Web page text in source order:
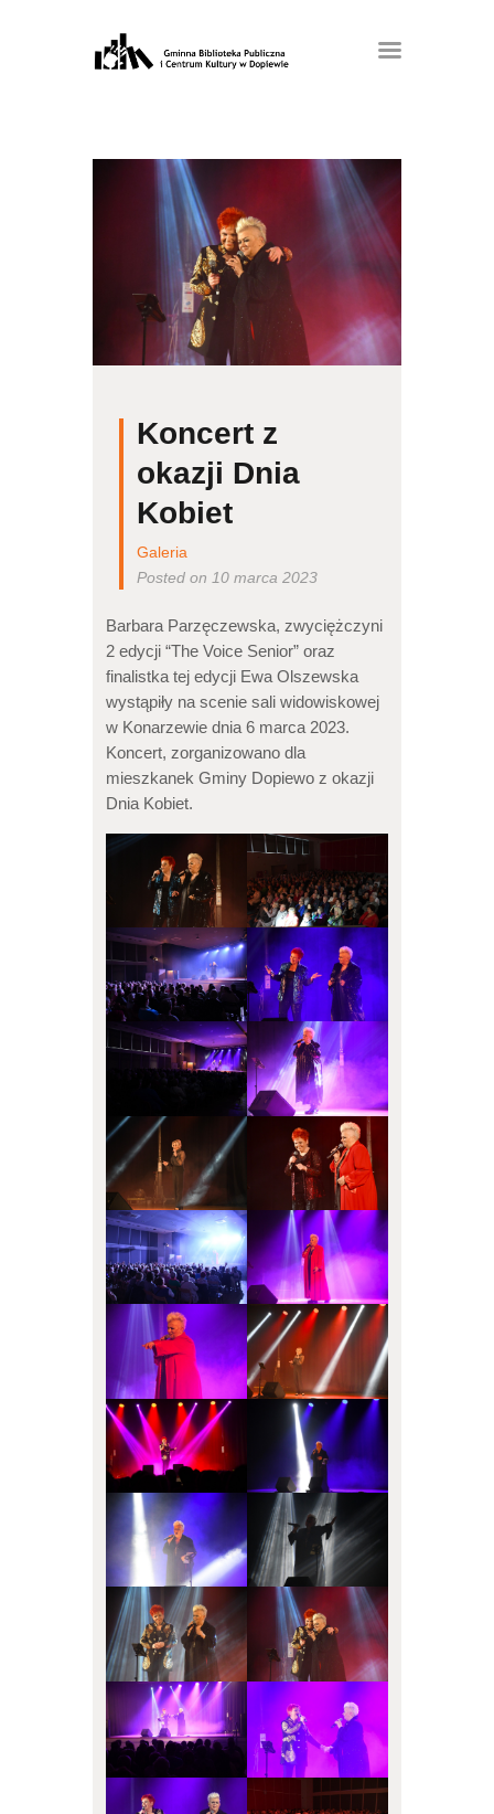
Koncert z
okazji Dnia
Kobiet
Galeria
Posted on 10 marca 2023
Barbara Parzęczewska, zwyciężczyni
2 edycji “The Voice Senior” oraz
finalistka tej edycji Ewa Olszewska
wystąpiły na scenie sali widowiskowej
w Konarzewie dnia 6 marca 2023.
Koncert, zorganizowano dla
mieszkanek Gminy Dopiewo z okazji
Dnia Kobiet.